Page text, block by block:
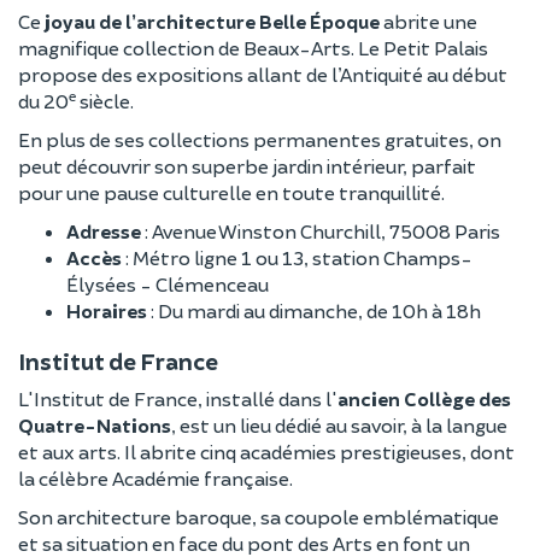
Ce joyau de l’architecture Belle Époqueabrite une
magnifique collection de Beaux-Arts. Le Petit Palais
propose des expositions allant de l’Antiquité au début
du 20e siècle.
En plus de ses collections permanentes gratuites, on
peut découvrir son superbe jardin intérieur, parfait
pour une pause culturelle en toute tranquillité.
Adresse: Avenue Winston Churchill, 75008 Paris
Accès: Métro ligne 1 ou 13, station Champs-
Élysées - Clémenceau
Horaires: Du mardi au dimanche, de 10h à 18h
Institut de France
L'Institut de France, installé dans l'ancien Collège des
Quatre-Nations, est un lieu dédié au savoir, à la langue
et aux arts. Il abrite cinq académies prestigieuses, dont
la célèbre Académie française.
Son architecture baroque, sa coupole emblématique
et sa situation en face du pont des Arts en font un